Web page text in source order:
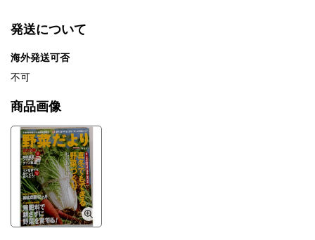
発送について
海外発送可否
不可
商品画像